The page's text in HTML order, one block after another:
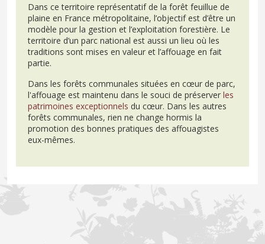
Dans ce territoire représentatif de la forêt feuillue de
plaine en France métropolitaine, l’objectif est d’être un
modèle pour la gestion et l’exploitation forestière. Le
territoire d’un parc national est aussi un lieu où les
traditions sont mises en valeur et l’affouage en fait
partie.
Dans les forêts communales situées en cœur de parc,
l'affouage est maintenu dans le souci de préserver les
patrimoines exceptionnels du cœur. Dans les autres
forêts communales, rien ne change hormis la
promotion des bonnes pratiques des affouagistes
eux-mêmes.